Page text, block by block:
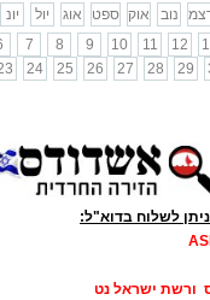
יונ יול אוג ספט אוק נוב
7 8 9 10 11 12
24 25 26 27 28 29
לשלוח בדוא"ל:
ורשת ישראל נט